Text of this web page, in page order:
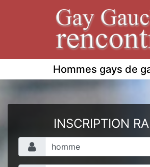
Hommes gays de
INSCRIPTION